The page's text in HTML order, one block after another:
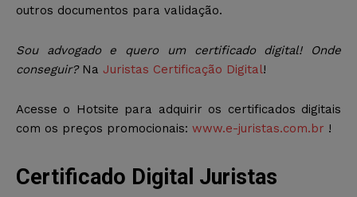
outros documentos para validação.
Sou advogado e quero um certificado digital! Onde
conseguir?Na Juristas Certificação Digital!
Acesse o Hotsite para adquirir os certificados digitais
com os preços promocionais: www.e-juristas.com.br !
Certificado Digital Juristas